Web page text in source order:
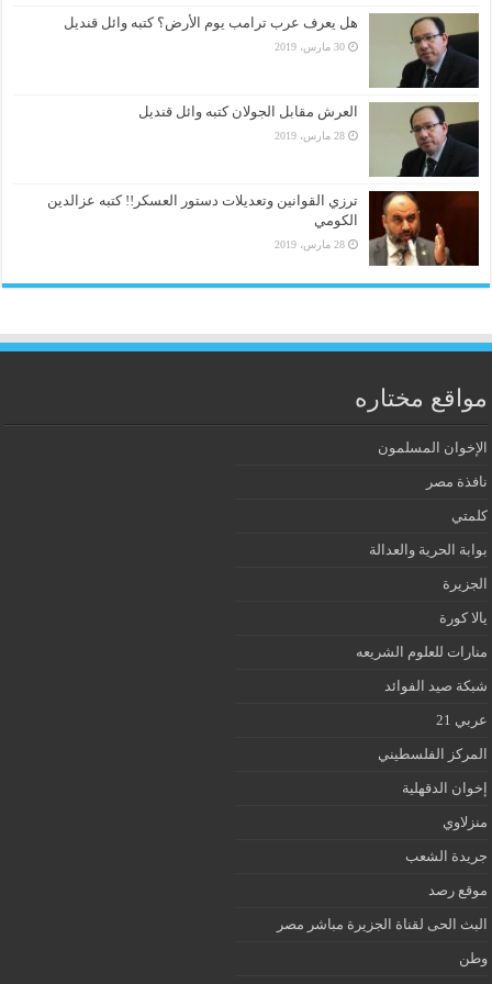
هل يعرف عرب ترامب يوم الأرض؟ كتبه وائل قنديل
30 مارس، 2019
العرش مقابل الجولان كتبه وائل قنديل
28 مارس، 2019
ترزي القوانين وتعديلات دستور العسكر!! كتبه عزالدين
الكومي
28 مارس، 2019
مواقع مختاره
الإخوان المسلمون
نافذة مصر
كلمتي
بوابة الحرية والعدالة
الجزيرة
يالا كورة
منارات للعلوم الشريعه
شبكة صيد الفوائد
عربي 21
المركز الفلسطيني
إخوان الدقهلية
منزلاوي
جريدة الشعب
موقع رصد
البث الحى لقناة الجزيرة مباشر مصر
وطن